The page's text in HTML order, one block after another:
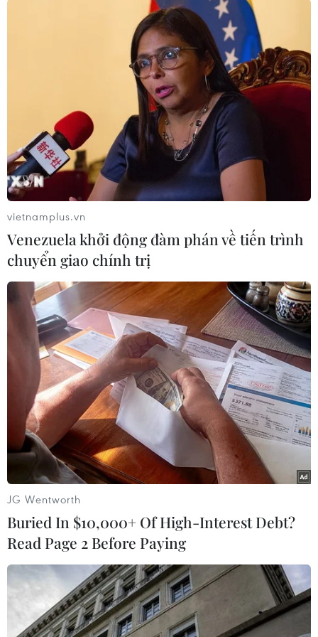
trầm trọng và nguy cơ xảy ra nạn
đói gia tăng từng ngày, khi xung
đột Hamas và lực lượng Israel
hạn chế hoạt động viện trợ thực
(TTXVN/Vietnam+)
#WHO #Dải Gaza #Ngừng bắn
Israel
Palestine
Theo dõi VietnamPlus
XUNG ĐỘT ISRAEL-HAMAS
Xung đột Israel-Hamas: Ít nhất 300 trẻ em thiệt
mạng trong 300 ngày qua
vietnamplus.vn
Venezuela khởi động đàm phán về tiến trình
chuyển giao chính trị
JG Wentworth
Buried In $10,000+ Of High-Interest Debt?
Read Page 2 Before Paying